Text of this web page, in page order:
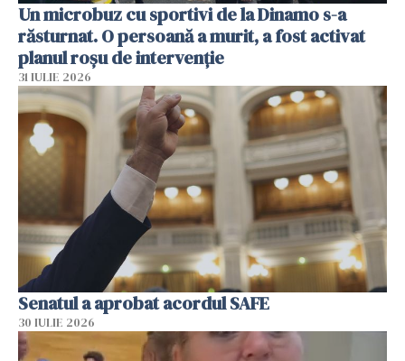
Un microbuz cu sportivi de la Dinamo s-a
răsturnat. O persoană a murit, a fost activat
planul roșu de intervenție
31 IULIE 2026
Senatul a aprobat acordul SAFE
30 IULIE 2026